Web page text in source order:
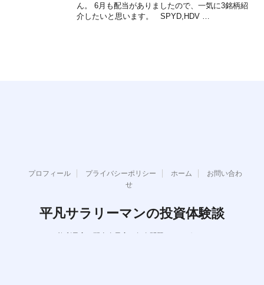
ん。 6月も配当がありましたので、一気に3銘柄紹
介したいと思います。 SPYD,HDV …
プロフィール プライバシーポリシー ホーム
お問い合わ
せ
平凡サラリーマンの投資体験談
複利最高！配当金最高！年金問題ぶっとばせ！